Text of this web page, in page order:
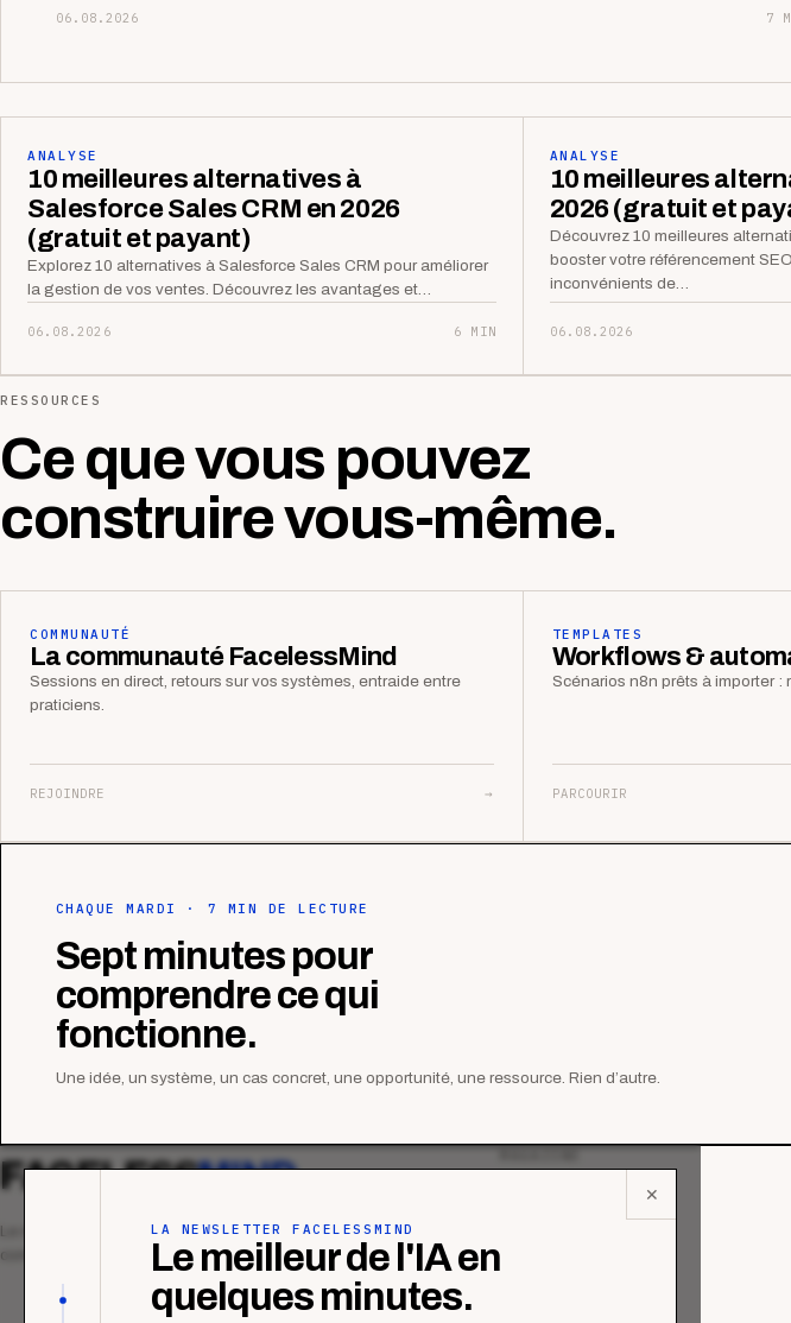
06.08.2026 7
ANALYSE
10 meilleures alternatives à
Salesforce Sales CRM en 2026
(gratuit et payant)
Explorez 10 alternatives à Salesforce Sales CRM pour améliorer
la gestion de vos ventes. Découvrez les avantages et…
06.08.2026 6 MIN
ANALYSE
10 meilleures
2026 (gratuit et
Découvrez 10 meilleures
booster votre référencement
inconvénients de…
06.08.2026
RESSOURCES
Ce que vous pouvez
construire vous-même.
COMMUNAUTÉ
La communauté FacelessMind
Sessions en direct, retours sur vos systèmes, entraide entre
praticiens.
REJOINDRE →
TEMPLATES
Workflows &
Scénarios n8n prêts à importer :
PARCOURIR
CHAQUE MARDI · 7 MIN DE LECTURE
Sept minutes pour
comprendre ce qui
fonctionne.
Une idée, un système, un cas concret, une opportunité, une ressource. Rien d’autre.
✕
LA NEWSLETTER FACELESSMIND
Le meilleur de l'IA en
quelques minutes.
FACELESSMIND
Le média qui mesurent la performance
commerciale des organismes de formation.